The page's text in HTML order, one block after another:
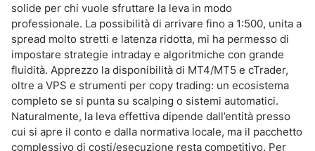
solide per chi vuole sfruttare la leva in modo
professionale. La possibilità di arrivare fino a 1:500, unita a
spread molto stretti e latenza ridotta, mi ha permesso di
impostare strategie intraday e algoritmiche con grande
fluidità. Apprezzo la disponibilità di MT4/MT5 e cTrader,
oltre a VPS e strumenti per copy trading: un ecosistema
completo se si punta su scalping o sistemi automatici.
Naturalmente, la leva effettiva dipende dall’entità presso
cui si apre il conto e dalla normativa locale, ma il pacchetto
complessivo di costi/e­secuzione resta competitivo. Per